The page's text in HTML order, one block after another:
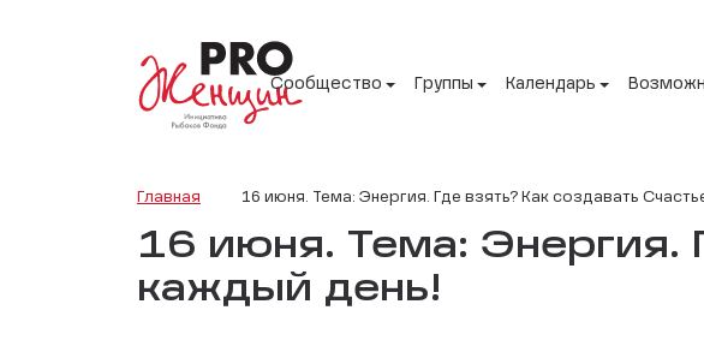
Сообщество Группы Календарь
Главная 16 июня. Тема: Энергия. Где взять? Как создавать
16 июня. Тема: Энергия.
каждый день!